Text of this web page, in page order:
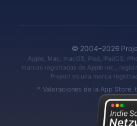
© 2004–2026
Apple, Mac, macOS, iPad, iPadOS,
marcas registradas de Apple Inc.,
Project es una marca
* Valoraciones de la App